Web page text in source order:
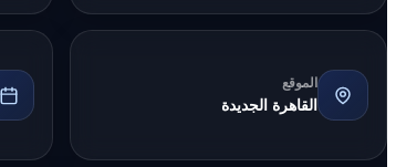
الموقع
القاهرة الجديدة